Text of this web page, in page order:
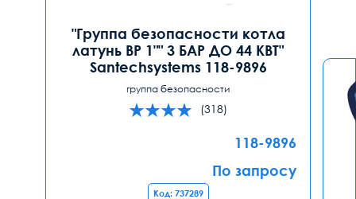
"Группа безопасности котла
латунь ВР 1"" 3 БАР ДО 44 КВТ"
Santechsystems 118-9896
группа безопасности
(318)
118-9896
По запросу
Код: 737289